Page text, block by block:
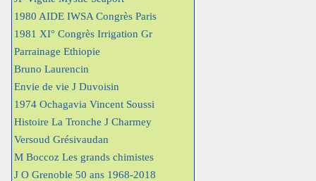
1980 AIDE IWSA Congrès Paris
1981 XI° Congrès Irrigation Gr
Parrainage Ethiopie
Bruno Laurencin
Envie de vie J Duvoisin
1974 Ochagavia Vincent Soussi
Histoire La Tronche J Charmey
Versoud Grésivaudan
M Boccoz Les grands chimistes
J O Grenoble 50 ans 1968-2018